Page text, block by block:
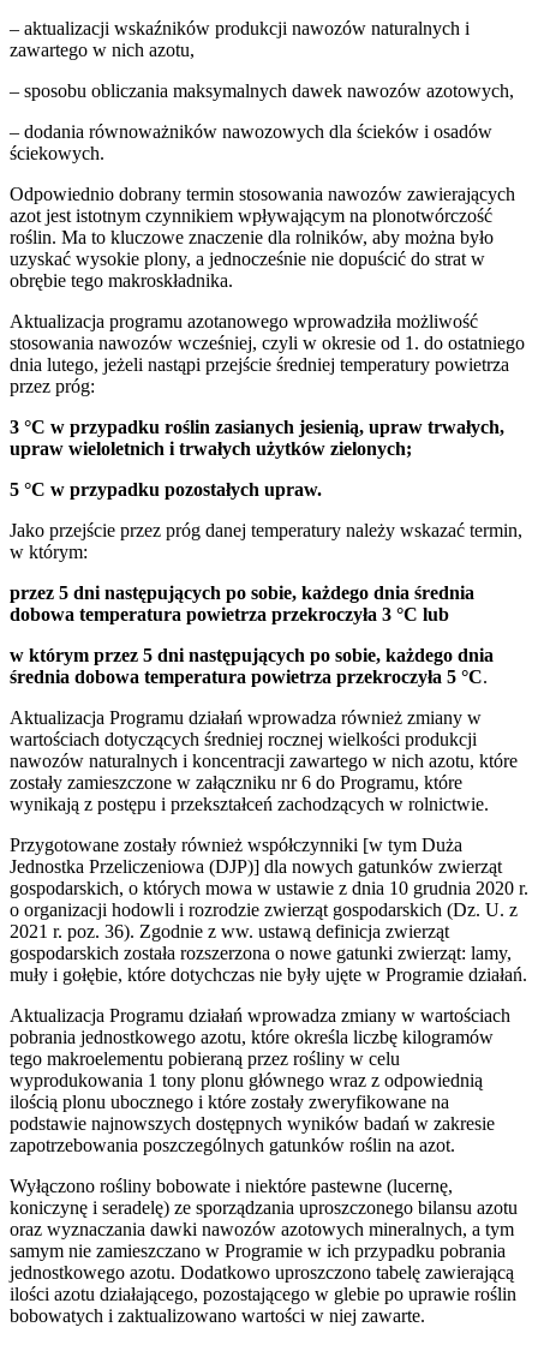
– aktualizacji wskaźników produkcji nawozów naturalnych i
zawartego w nich azotu,
– sposobu obliczania maksymalnych dawek nawozów azotowych,
– dodania równoważników nawozowych dla ścieków i osadów
ściekowych.
Odpowiednio dobrany termin stosowania nawozów zawierających
azot jest istotnym czynnikiem wpływającym na plonotwórczość
roślin. Ma to kluczowe znaczenie dla rolników, aby można było
uzyskać wysokie plony, a jednocześnie nie dopuścić do strat w
obrębie tego makroskładnika.
Aktualizacja programu azotanowego wprowadziła możliwość
stosowania nawozów wcześniej, czyli w okresie od 1. do ostatniego
dnia lutego, jeżeli nastąpi przejście średniej temperatury powietrza
przez próg:
3 °C w przypadku roślin zasianych jesienią, upraw trwałych,
upraw wieloletnich i trwałych użytków zielonych;
5 °C w przypadku pozostałych upraw.
Jako przejście przez próg danej temperatury należy wskazać termin,
w którym:
przez 5 dni następujących po sobie, każdego dnia średnia
dobowa temperatura powietrza przekroczyła 3 °C lub
w którym przez 5 dni następujących po sobie, każdego dnia
średnia dobowa temperatura powietrza przekroczyła 5 °C.
Aktualizacja Programu działań wprowadza również zmiany w
wartościach dotyczących średniej rocznej wielkości produkcji
nawozów naturalnych i koncentracji zawartego w nich azotu, które
zostały zamieszczone w załączniku nr 6 do Programu, które
wynikają z postępu i przekształceń zachodzących w rolnictwie.
Przygotowane zostały również współczynniki [w tym Duża
Jednostka Przeliczeniowa (DJP)] dla nowych gatunków zwierząt
gospodarskich, o których mowa w ustawie z dnia 10 grudnia 2020 r.
o organizacji hodowli i rozrodzie zwierząt gospodarskich (Dz. U. z
2021 r. poz. 36). Zgodnie z ww. ustawą definicja zwierząt
gospodarskich została rozszerzona o nowe gatunki zwierząt: lamy,
muły i gołębie, które dotychczas nie były ujęte w Programie działań.
Aktualizacja Programu działań wprowadza zmiany w wartościach
pobrania jednostkowego azotu, które określa liczbę kilogramów
tego makroelementu pobieraną przez rośliny w celu
wyprodukowania 1 tony plonu głównego wraz z odpowiednią
ilością plonu ubocznego i które zostały zweryfikowane na
podstawie najnowszych dostępnych wyników badań w zakresie
zapotrzebowania poszczególnych gatunków roślin na azot.
Wyłączono rośliny bobowate i niektóre pastewne (lucernę,
koniczynę i seradelę) ze sporządzania uproszczonego bilansu azotu
oraz wyznaczania dawki nawozów azotowych mineralnych, a tym
samym nie zamieszczano w Programie w ich przypadku pobrania
jednostkowego azotu. Dodatkowo uproszczono tabelę zawierającą
ilości azotu działającego, pozostającego w glebie po uprawie roślin
bobowatych i zaktualizowano wartości w niej zawarte.